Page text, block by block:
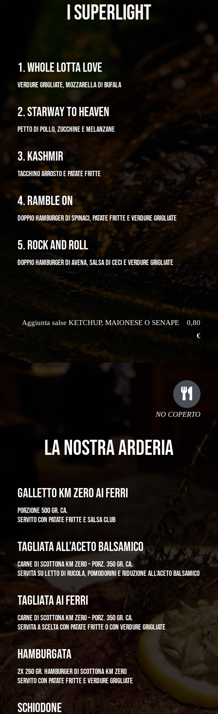
I SUPERLIGHT
1. WHOLE LOTTA LOVE
VERDURE GRIGLIATE, MOZZARELLA DI BUFALA
2. STARWAY TO HEAVEN
PETTO DI POLLO, ZUCCHINE E MELANZANE
3. KASHMIR
TACCHINO ARROSTO E PATATE FRITTE
4. RAMBLE ON
DOPPIO HAMBURGER DI SPINACI, PATATE FRITTE E VERDURE GRIGLIATE
5. ROCK AND ROLL
DOPPIO HAMBURGER DI AVENA, SALSA DI CECI E VERDURE GRIGLIATE
Aggiunta salse KETCHUP, MAIONESE O SENAPE 0,80
€
NO COPERTO
LA NOSTRA ARDERIA
GALLETTO KM ZERO AI FERRI
PORZIONE 500 GR. CA.
SERVITO CON PATATE FRITTE E SALSA CLUB
TAGLIATA ALL’ACETO BALSAMICO
CARNE DI SCOTTONA KM ZERO – PORZ. 350 GR. CA.
SERVITA SU LETTO DI RUCOLA, POMODORINI E RIDUZIONE ALL’ACETO BALSAMICO
TAGLIATA AI FERRI
CARNE DI SCOTTONA KM ZERO – PORZ. 350 GR. CA.
SERVITA A SCELTA CON PATATE FRITTE O CON VERDURE GRIGLIATE
HAMBURGATA
2X 260 GR. HAMBURGER DI SCOTTONA KM ZERO
SERVITO CON PATATE FRITTE E VERDURE GRIGLIATE
SCHIODONE